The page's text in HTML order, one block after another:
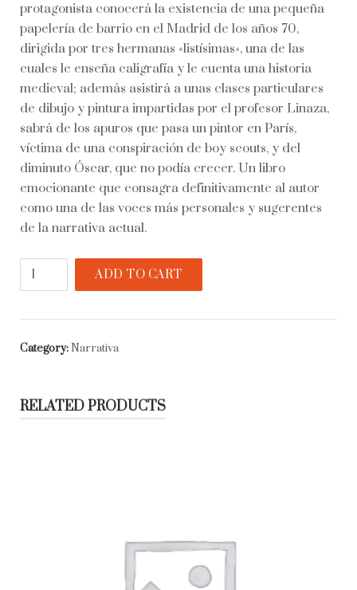
protagonista conocerá la existencia de una pequeña
papelería de barrio en el Madrid de los años 70,
dirigida por tres hermanas «listísimas», una de las
cuales le enseña caligrafía y le cuenta una historia
medieval; además asistirá a unas clases particulares
de dibujo y pintura impartidas por el profesor Linaza,
sabrá de los apuros que pasa un pintor en París,
víctima de una conspiración de boy scouts, y del
diminuto Óscar, que no podía crecer. Un libro
emocionante que consagra definitivamente al autor
como una de las voces más personales y sugerentes
de la narrativa actual.
Labia
ADD TO CART
Category:Narrativa
RELATED PRODUCTS